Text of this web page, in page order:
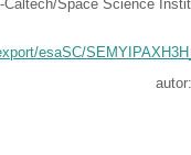
Space Science
esaSC/